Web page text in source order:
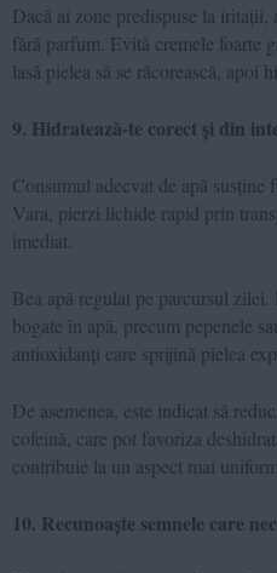
Dacă ai zone predispuse la iritații,
fără parfum. Evită cremele foarte
lasă pielea să se răcorească, apoi
9. Hidratează-te corect și din
Consumul adecvat de apă susține
Vara, pierzi lichide rapid prin
imediat.
Bea apă regulat pe parcursul
bogate în apă, precum pepenele
antioxidanți care sprijină pielea
De asemenea, este indicat să
cofeină, care pot favoriza
contribuie la un aspect mai
10. Recunoaște semnele care